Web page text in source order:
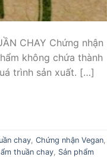
CHAY Chứng nhận
không chứa thành
trình sản xuất. […]
chay Chứng nhận Vegan
thuần chay Sản phẩm